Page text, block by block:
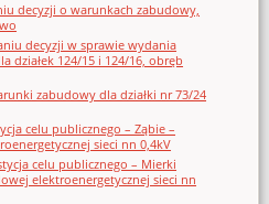
decyzji o warunkach zabudowy,
decyzji w sprawie wydania
działek 124/15 i 124/16, obręb
zabudowy dla działki nr 73/24
celu publicznego – Ząbie –
sieci nn 0,4kV
celu publicznego – Mierki
elektroenergetycznej sieci nn